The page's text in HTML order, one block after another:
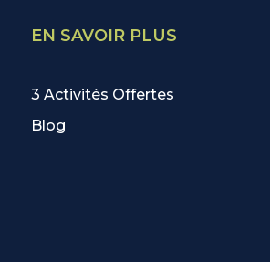
EN SAVOIR PLUS
3 Activités Offertes
Blog